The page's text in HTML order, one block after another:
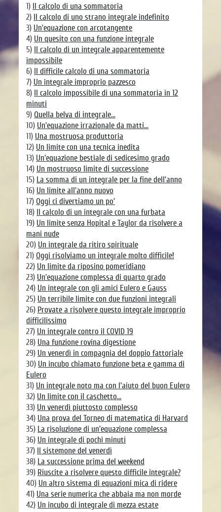
1) Il calcolo di una sommatoria
2) Il calcolo di uno strano integrale indefinito
3) Un'equazione con arcotangente
4) Un quesito con una funzione integrale
5) Il calcolo di un integrale apparentemente
impossibile
6) Il difficile calcolo di una sommatoria
7) Un integrale improprio pazzesco
8) Il calcolo impossibile di una sommatoria in 12
minuti
9)Quella belva di integrale...
10) Un'equazione irrazionale da matti...
11) Una mostruosa produttoria
12) Un limite con una tecnica inedita
13) Un'equazione bestiale di sedicesimo grado
14) Un mostruoso limite di successione
15) La somma di un integrale per la fine dell'anno
16) Un limite all'anno nuovo
17)Oggi ci divertiamo un po'
18) Il calcolo di un integrale con una furbata
19) Un limite senza Hopital e Taylor da risolvere a
mani nude
20) Un integrale da ritiro spirituale
21)Oggi risolviamo un integrale molto difficile!
22) Un limite da riposino pomeridiano
23) Un'equazione complessa di quarto grado
24) Un integrale con gli amici Eulero e Gauss
25) Un terribile limite con due funzioni integrali
26) Provate a risolvere questo integrale improprio
difficilissimo
27) Un integrale contro il COVID 19
28) Una funzione rovina digestione
29) Un venerdì in compagnia del doppio fattoriale
30) Un incubo chiamato funzione beta e gamma di
Eulero
31) Un integrale noto ma con l'aiuto del buon Eulero
32) Un limite con il caschetto...
33) Un venerdì piuttosto complesso
34) Una prova del Torneo di matematica di Harvard
35) La risoluzione di un'equazione complessa
36) Un integrale di pochi minuti
37) Il sistemone del venerdì
38) La successione prima del weekend
39) Riuscite a risolvere questo difficile integrale?
40) Un altro sistema di equazioni mica di ridere
41) Una serie numerica che abbaia ma non morde
42) Un incubo di integrale di mezza estate